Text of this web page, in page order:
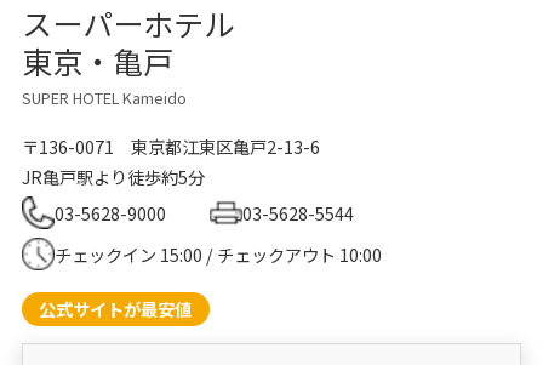
スーパーホテル
東京・亀戸
SUPER HOTEL Kameido
〒136-0071
東京都江東区亀戸2-13-6
JR亀戸駅より徒歩約5分
03-5628-9000
03-5628-5544
チェックイン 15:00 / チェックアウト 10:00
公式サイトが最安値